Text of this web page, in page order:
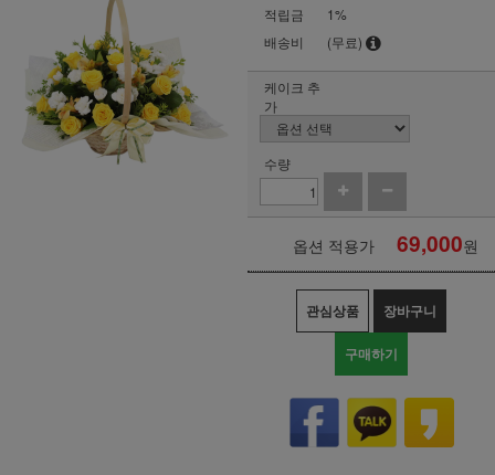
적립금
1%
배송비
(무료)
케이크 추
가
수량
옵션 적용가 69,000원
관심상품 장바구니
구매하기